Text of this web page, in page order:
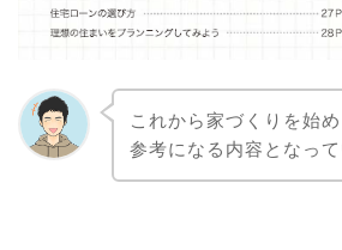
これから家づくりを始
参考になる内容となって